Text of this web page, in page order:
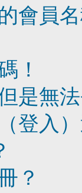
會員
！
是無
登入
？